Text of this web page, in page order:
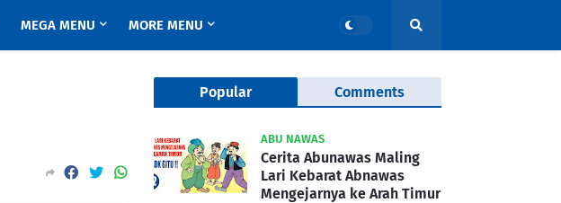
MEGA MENU MORE MENU
Popular Comments
ABU NAWAS
Cerita Abunawas Maling
Lari Kebarat Abnawas
Mengejarnya ke Arah Timur